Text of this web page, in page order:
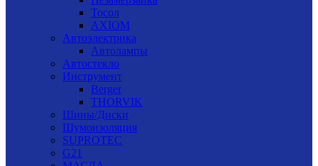
Тосол
AXIOM
Автоэлектрика
Автолампы
Автостекло
Инструмент
Berger
THORVIK
Шины/Диски
Шумоизоляция
SUPROTEC
G21